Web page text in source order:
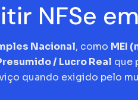
NFSe
Nacional, como MEI
/ Lucro Real que
quando exigido pelo